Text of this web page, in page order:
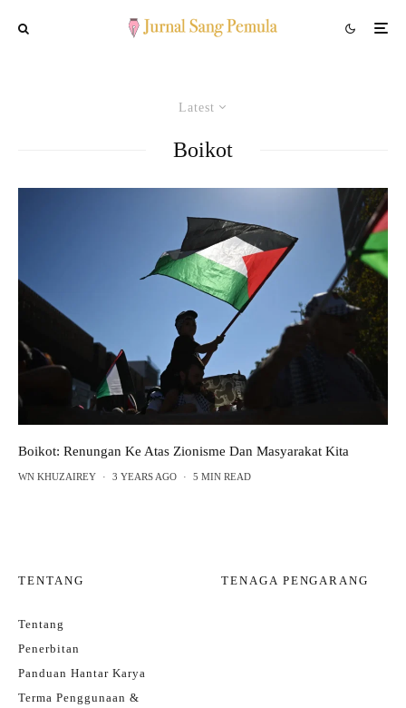
Latest
Boikot
Boikot: Renungan Ke Atas Zionisme Dan Masyarakat Kita
WN KHUZAIREY · 3 YEARS AGO · 5 MIN READ
TENTANG
Tentang
Penerbitan
Panduan Hantar Karya
Terma Penggunaan &
TENAGA PENGARANG